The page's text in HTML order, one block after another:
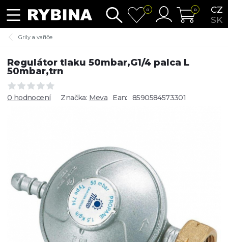
CZ
SK
0 0
Grily a vařiče
Regulátor tlaku 50mbar,G1/4 palca L
50mbar,trn
0 hodnocení Značka: Meva Ean:8590584573301